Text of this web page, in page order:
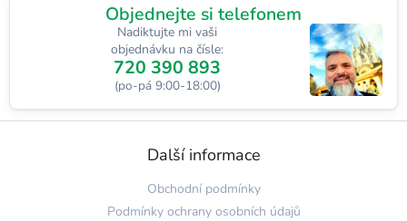
Objednejte si telefonem
Nadiktujte mi vaši
objednávku na čísle:
720 390 893
(po-pá 9:00-18:00)
Z
Další informace
Obchodní podmínky
Podmínky ochrany osobních údajů